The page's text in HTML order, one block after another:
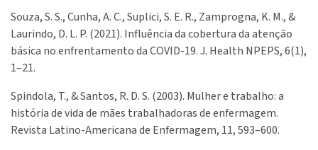
Souza, S. S., Cunha, A. C., Suplici, S. E. R., Zamprogna, K. M., &
Laurindo, D. L. P. (2021). Influência da cobertura da atenção
básica no enfrentamento da COVID-19. J. Health NPEPS, 6(1),
1–21.
Spindola, T., & Santos, R. D. S. (2003). Mulher e trabalho: a
história de vida de mães trabalhadoras de enfermagem.
Revista Latino-Americana de Enfermagem, 11, 593–600.